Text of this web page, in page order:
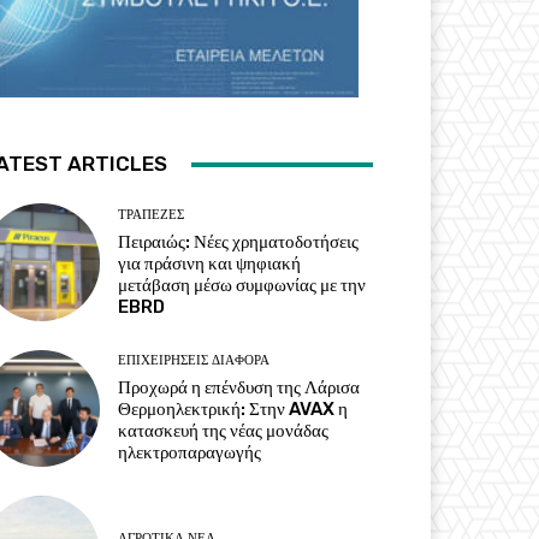
ARTICLES
ΤΡΆΠΕΖΕΣ
Πειραιώς: Νέες χρηματοδοτήσεις
για πράσινη και ψηφιακή
μετάβαση μέσω συμφωνίας με την
EBRD
ΕΠΙΧΕΙΡΉΣΕΙΣ ΔΙΆΦΟΡΑ
Προχωρά η επένδυση της Λάρισα
Θερμοηλεκτρική: Στην AVAX η
κατασκευή της νέας μονάδας
ηλεκτροπαραγωγής